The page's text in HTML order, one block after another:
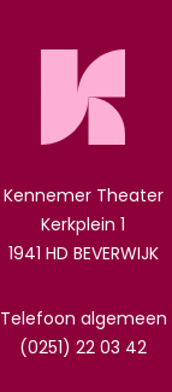
Kennemer Theater
Kerkplein 1
1941 HD BEVERWIJK
Telefoon algemeen
(0251) 22 03 42